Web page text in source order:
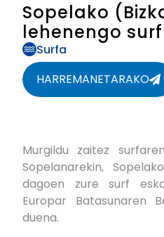
Sopelako
lehenengo
Surfa
HARREMANETARAKO
Murgildu zaitez
Sopelanarekin,
dagoen zure surf
Europar Batasunaren
duena.